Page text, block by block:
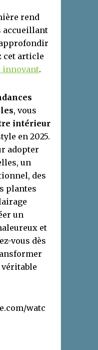
rend
accueillant
cet article
innovant.
, vous
intérieur
en 2025.
adopter
un
des
plantes
un
et
vous dès
watc